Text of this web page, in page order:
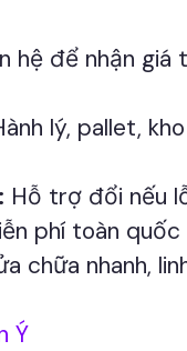
hệ để nhận
lý, pallet,
Hỗ trợ đổi nếu
phí toàn
chữa nhanh,
Ý